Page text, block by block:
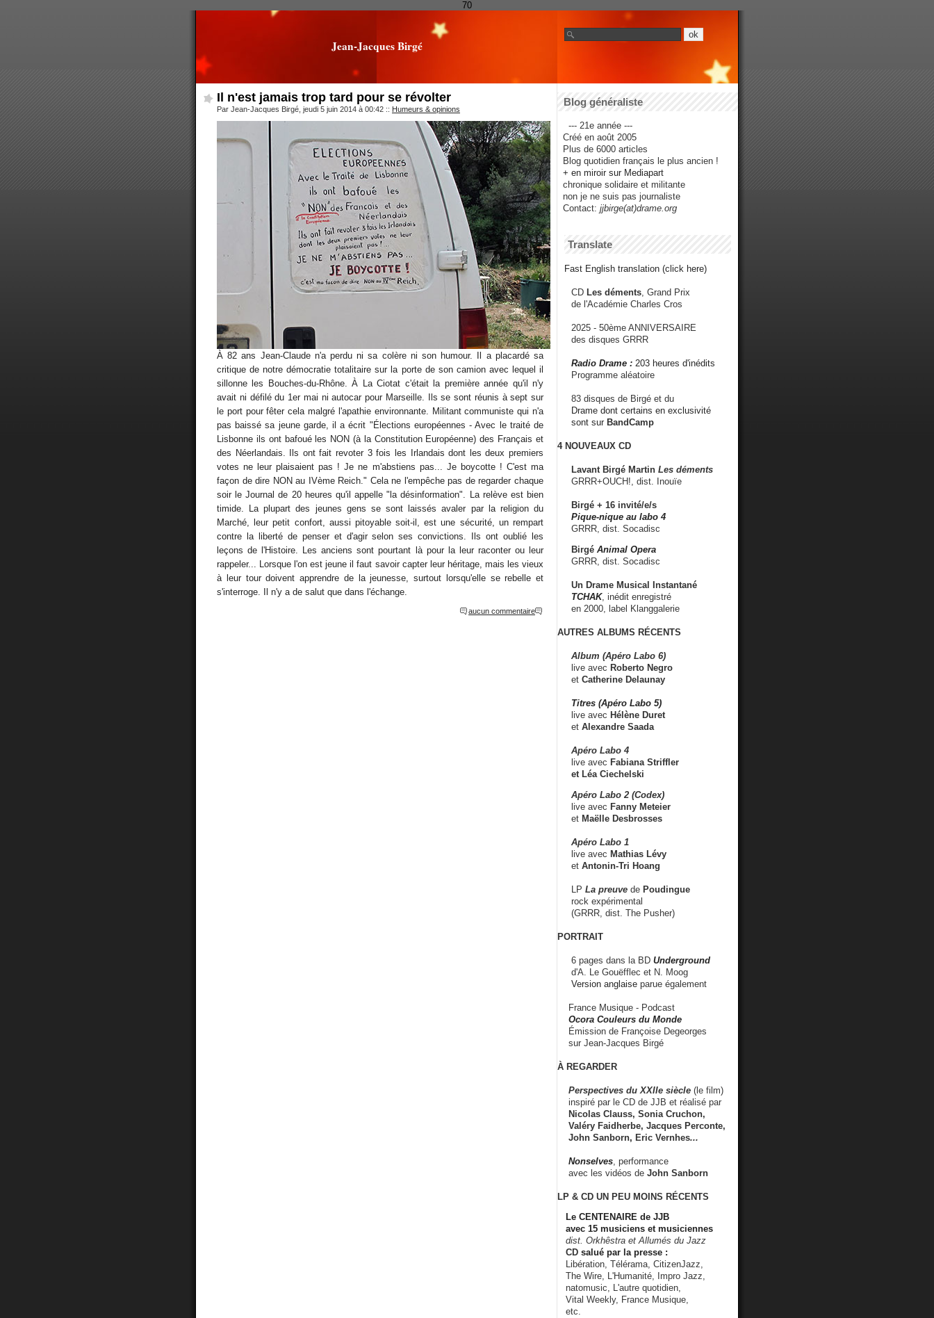
70
Jean-Jacques Birgé
Il n'est jamais trop tard pour se révolter
Par Jean-Jacques Birgé, jeudi 5 juin 2014 à 00:42 :: Humeurs & opinions
À 82 ans Jean-Claude n'a perdu ni sa colère ni son humour. Il a placardé sa
critique de notre démocratie totalitaire sur la porte de son camion avec lequel il
sillonne les Bouches-du-Rhône. À La Ciotat c'était la première année qu'il n'y
avait ni défilé du 1er mai ni autocar pour Marseille. Ils se sont réunis à sept sur
le port pour fêter cela malgré l'apathie environnante. Militant communiste qui n'a
pas baissé sa jeune garde, il a écrit "Élections européennes - Avec le traité de
Lisbonne ils ont bafoué les NON (à la Constitution Européenne) des Français et
des Néerlandais. Ils ont fait revoter 3 fois les Irlandais dont les deux premiers
votes ne leur plaisaient pas ! Je ne m'abstiens pas... Je boycotte ! C'est ma
façon de dire NON au IVème Reich." Cela ne l'empêche pas de regarder chaque
soir le Journal de 20 heures qu'il appelle "la désinformation". La relève est bien
timide. La plupart des jeunes gens se sont laissés avaler par la religion du
Marché, leur petit confort, aussi pitoyable soit-il, est une sécurité, un rempart
contre la liberté de penser et d'agir selon ses convictions. Ils ont oublié les
leçons de l'Histoire. Les anciens sont pourtant là pour la leur raconter ou leur
rappeler... Lorsque l'on est jeune il faut savoir capter leur héritage, mais les vieux
à leur tour doivent apprendre de la jeunesse, surtout lorsqu'elle se rebelle et
s'interroge. Il n'y a de salut que dans l'échange.
aucun commentaire
Blog généraliste
--- 21e année ---
Créé en août 2005
Plus de 6000 articles
Blog quotidien français le plus ancien !
+ en miroir sur Mediapart
chronique solidaire et militante
non je ne suis pas journaliste
Contact: jjbirge(at)drame.org
Translate
Fast English translation (click here)
CD Les déments , Grand Prix
de l'Académie Charles Cros
2025 - 50ème ANNIVERSAIRE
des disques GRRR
Radio Drame : 203 heures d'inédits
Programme aléatoire
83 disques de Birgé et du
Drame dont certains en exclusivité
sont sur BandCamp
4 NOUVEAUX CD
Lavant Birgé Martin Les déments
GRRR+OUCH!, dist. Inouïe
Birgé + 16 invité/e/s
Pique-nique au labo 4
GRRR, dist. Socadisc
Birgé Animal Opera
GRRR, dist. Socadisc
Un Drame Musical Instantané
TCHAK, inédit enregistré
en 2000, label Klanggalerie
AUTRES ALBUMS RÉCENTS
Album (Apéro Labo 6)
live avec Roberto Negro
et Catherine Delaunay
Titres (Apéro Labo 5)
live avec Hélène Duret
et Alexandre Saada
Apéro Labo 4
live avec Fabiana Striffler
et Léa Ciechelski
Apéro Labo 2 (Codex)
live avec Fanny Meteier
et Maëlle Desbrosses
Apéro Labo 1
live avec Mathias Lévy
et Antonin-Tri Hoang
LP La preuve de Poudingue
rock expérimental
(GRRR, dist. The Pusher)
PORTRAIT
6 pages dans la BD Underground
d'A. Le Gouëfflec et N. Moog
Version anglaise parue également
France Musique - Podcast
Ocora Couleurs du Monde
Émission de Françoise Degeorges
sur Jean-Jacques Birgé
À REGARDER
Perspectives du XXIIe siècle (le film)
inspiré par le CD de JJB et réalisé par
Nicolas Clauss, Sonia Cruchon,
Valéry Faidherbe, Jacques Perconte,
John Sanborn, Eric Vernhes...
Nonselves , performance
avec les vidéos de John Sanborn
LP & CD UN PEU MOINS RÉCENTS
Le CENTENAIRE de JJB
avec 15 musiciens et musiciennes
dist. Orkhêstra et Allumés du Jazz
CD salué par la presse :
Libération, Télérama, CitizenJazz,
The Wire, L'Humanité, Impro Jazz,
natomusic, L'autre quotidien,
Vital Weekly, France Musique,
etc.